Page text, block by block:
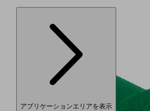
アプリケーションエリアを表示